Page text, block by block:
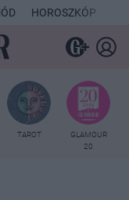
HOROSZKÓP
TAROT
GLAMOUR
20